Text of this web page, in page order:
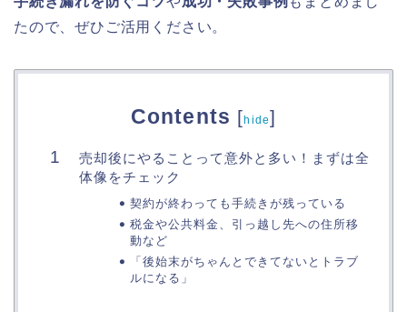
たので、ぜひご活用ください。
Contents [hide]
売却後にやることって意外と多い！まずは全
体像をチェック
契約が終わっても手続きが残っている
税金や公共料金、引っ越し先への住所移
動など
「後始末がちゃんとできてないとトラブ
ルになる」